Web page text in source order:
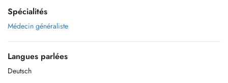
Spécialités
Médecin généraliste
Langues parlées
Deutsch